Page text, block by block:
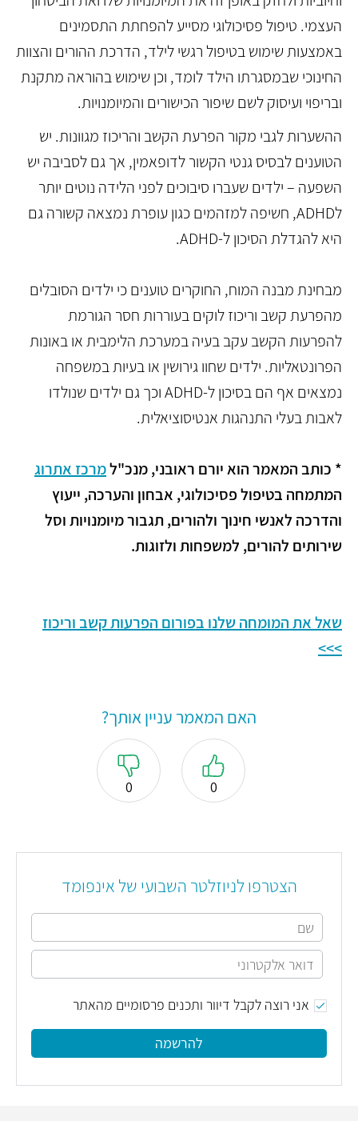
העצמי. טיפול פסיכולוגי מסייע להפחתת התסמינים
באמצעות שימוש בטיפול רגשי לילד, הדרכת ההורים והצוות
החינוכי שבמסגרתו הילד לומד, וכן שימוש בהוראה מתקנת
ובריפוי ועיסוק לשם שיפור הכישורים והמיומנויות.
ההשערות לגבי מקור הפרעת הקשב והריכוז מגוונות. יש
הטוענים לבסיס גנטי הקשור לדופאמין, אך גם לסביבה יש
השפעה – ילדים שעברו סיבוכים לפני הלידה נוטים יותר
לADHD, חשיפה למזהמים כגון עופרת נמצאה קשורה גם
היא להגדלת הסיכון ל-ADHD.
מבחינת מבנה המוח, החוקרים טוענים כי ילדים הסובלים
מהפרעת קשב וריכוז לוקים בעוררות חסר הגורמת
להפרעות הקשב עקב בעיה במערכת הלימבית או באונות
הפרונטאליות. ילדים שחוו גירושין או בעיות במשפחה
נמצאים אף הם בסיכון ל-ADHD וכך גם ילדים שנולדו
לאבות בעלי התנהגות אנטיסוציאלית.
* כותב המאמר הוא יורם ראובני, מנכ"למרכז אתרוג
המתמחה בטיפול פסיכולוגי, אבחון והערכה, ייעוץ
והדרכה לאנשי חינוך ולהורים, תגבור מיומנויות וסל
שירותים להורים, למשפחות ולזוגות.
שאל את המומחה שלנו בפורום הפרעות קשב וריכוז
>>>
האם המאמר עניין אותך?
0
0
הצטרפו לניוזלטר השבועי של אינפומד
אני רוצה לקבל דיוור ותכנים פרסומיים מהאתר
להרשמה